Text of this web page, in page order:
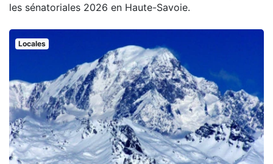
les sénatoriales 2026 en Haute-Savoie.
Locales